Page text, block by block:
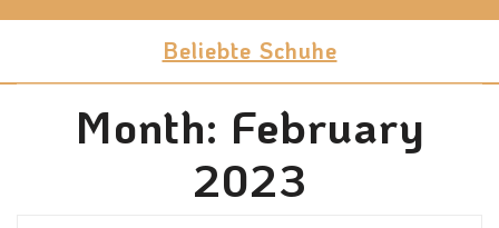
Beliebte Schuhe
Month: February
2023